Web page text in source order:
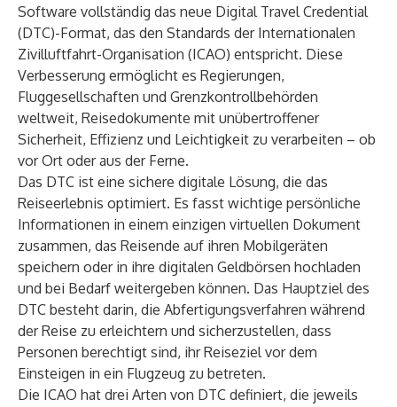
Software vollständig das neue Digital Travel Credential
(DTC)-Format, das den Standards der Internationalen
Zivilluftfahrt-Organisation (ICAO) entspricht. Diese
Verbesserung ermöglicht es Regierungen,
Fluggesellschaften und Grenzkontrollbehörden
weltweit, Reisedokumente mit unübertroffener
Sicherheit, Effizienz und Leichtigkeit zu verarbeiten – ob
vor Ort oder aus der Ferne.
Das DTC ist eine sichere digitale Lösung, die das
Reiseerlebnis optimiert. Es fasst wichtige persönliche
Informationen in einem einzigen virtuellen Dokument
zusammen, das Reisende auf ihren Mobilgeräten
speichern oder in ihre digitalen Geldbörsen hochladen
und bei Bedarf weitergeben können. Das Hauptziel des
DTC besteht darin, die Abfertigungsverfahren während
der Reise zu erleichtern und sicherzustellen, dass
Personen berechtigt sind, ihr Reiseziel vor dem
Einsteigen in ein Flugzeug zu betreten.
Die ICAO hat drei Arten von DTC definiert, die jeweils